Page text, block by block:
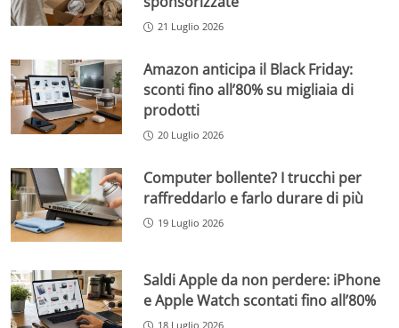
21 Luglio 2026
Amazon anticipa il Black Friday:
sconti fino all’80% su migliaia di
prodotti
20 Luglio 2026
Computer bollente? I trucchi per
raffreddarlo e farlo durare di più
19 Luglio 2026
Saldi Apple da non perdere: iPhone
e Apple Watch scontati fino all’80%
18 Luglio 2026